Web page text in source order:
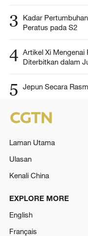
3
Kadar
Peratus pada S2
4 Artikel Xi Mengenai
Diterbitkan dalam
5 Jepun Secara
Laman Utama
Ulasan
Kenali China
EXPLORE MORE
English
Français